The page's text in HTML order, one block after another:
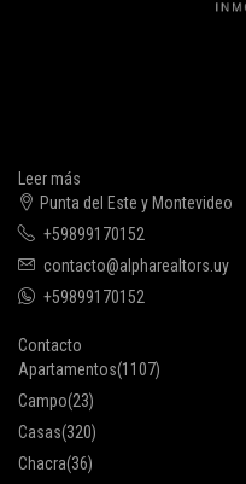
Leer más
Punta del Este y Montevideo
+59899170152
contacto@alpharealtors.uy
+59899170152
Contacto
Apartamentos(1107)
Campo(23)
Casas(320)
Chacra(36)